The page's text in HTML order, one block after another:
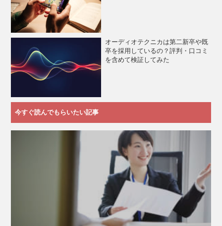
オーディオテクニカは第二新卒や既
卒を採用しているの？評判・口コミ
を含めて検証してみた
今すぐ読んでもらいたい記事